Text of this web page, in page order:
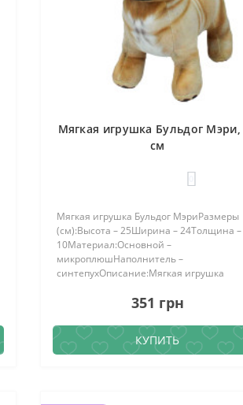
Мягкая игрушка Бульдог Мэри,
см
Мягкая игрушка Бульдог Мэри Размеры
(см):Высота – 25Ширина – 24Толщина –
10Материал:Основной –
микроплюшНаполнитель –
синтепухОписание:Мягкая игрушка
настоящий друг и компаньон для
ребенка. С его мягким и прият..
351 грн
КУПИТЬ